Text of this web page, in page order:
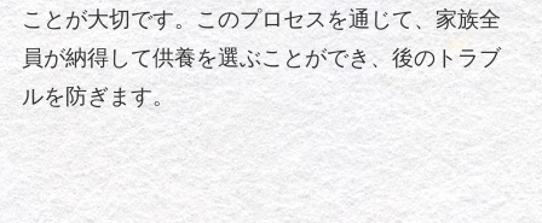
ことが大切です。このプロセスを通じて、家族全
員が納得して供養を選ぶことができ、後のトラブ
ルを防ぎます。